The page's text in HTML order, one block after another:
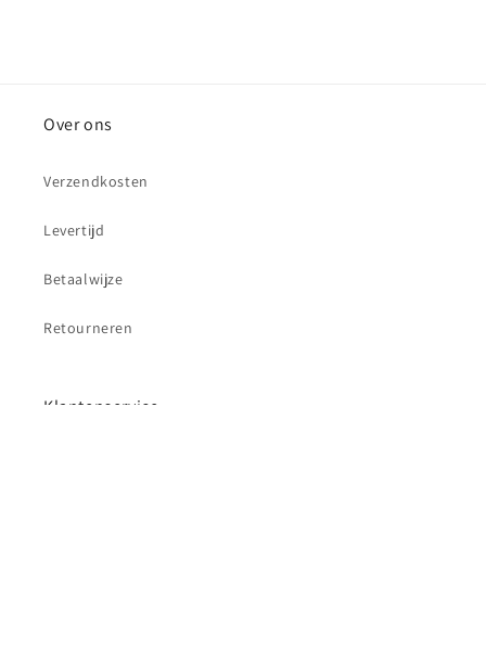
Over ons
Verzendkosten
Levertijd
Betaalwijze
Retourneren
Klantenservice